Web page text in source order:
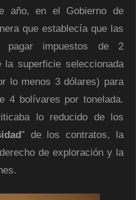
año, en el Gobierno de
que establecía que las
pagar impuestos de 2
superficie seleccionada
lo menos 3 dólares) para
4 bolívares por tonelada.
lo reducido de los
” de los contratos, la
de exploración y la